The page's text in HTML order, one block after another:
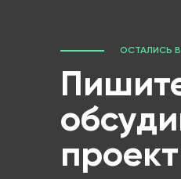
ОСТАЛИСЬ
проект